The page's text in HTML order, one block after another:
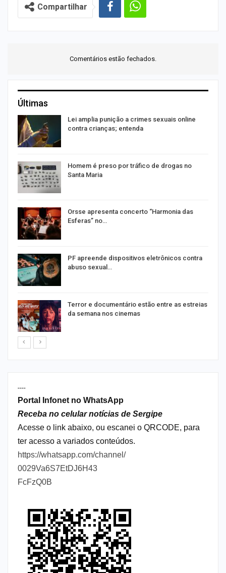
Compartilhar
Comentários estão fechados.
Últimas
Lei amplia punição a crimes sexuais online
contra crianças; entenda
Homem é preso por tráfico de drogas no
Santa Maria
Orsse apresenta concerto “Harmonia das
Esferas” no…
PF apreende dispositivos eletrônicos contra
abuso sexual…
Terror e documentário estão entre as estreias
da semana nos cinemas
----
Portal Infonet no WhatsApp
Receba no celular notícias de Sergipe
Acesse o link abaixo, ou escanei o QRCODE, para
ter acesso a variados conteúdos.
https://whatsapp.com/channel/
0029Va6S7EtDJ6H43
FcFzQ0B